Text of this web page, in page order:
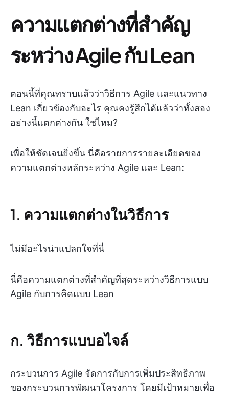
ความแตกต่างที่สำคัญ
ระหว่าง Agile กับ Lean
ตอนนี้ที่คุณทราบแล้วว่าวิธีการ Agile และแนวทาง
Lean เกี่ยวข้องกับอะไร คุณคงรู้สึกได้แล้วว่าทั้งสอง
อย่างนี้แตกต่างกัน ใช่ไหม?
เพื่อให้ชัดเจนยิ่งขึ้น นี่คือรายการรายละเอียดของ
ความแตกต่างหลักระหว่าง Agile และ Lean:
1. ความแตกต่างในวิธีการ
ไม่มีอะไรน่าแปลกใจที่นี่
นี่คือความแตกต่างที่สำคัญที่สุดระหว่างวิธีการแบบ
Agile กับการคิดแบบ Lean
ก. วิธีการแบบอไจล์
กระบวนการ Agile จัดการกับการเพิ่มประสิทธิภาพ
ของกระบวนการพัฒนาโครงการ โดยมีเป้าหมายเพื่อ